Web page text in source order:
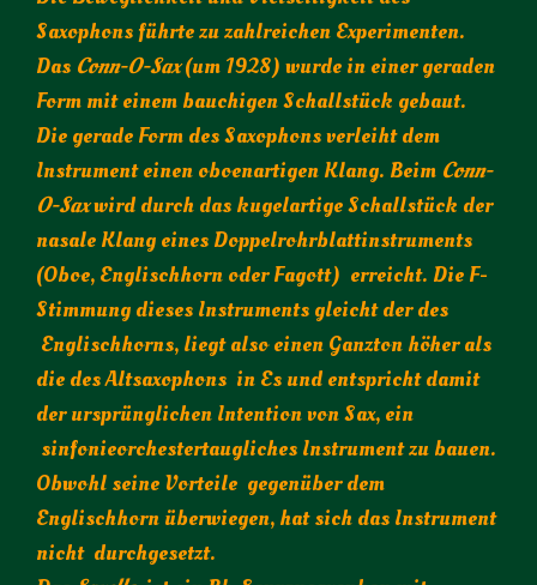
Saxophons führte zu zahlreichen Experimenten.
Das Conn-O-Sax(um 1928) wurde in einer geraden
Form mit einem bauchigen Schallstück gebaut.
Die gerade Form des Saxophons verleiht dem
Instrument einen oboenartigen Klang. Beim Conn-
O-Saxwird durch das kugelartige Schallstück der
nasale Klang eines Doppelrohrblattinstruments
(Oboe, Englischhorn oder Fagott) erreicht. Die F-
Stimmung dieses Instruments gleicht der des
Englischhorns, liegt also einen Ganzton höher als
die des Altsaxophons in Es und entspricht damit
der ursprünglichen Intention von Sax, ein
sinfonieorchestertaugliches Instrument zu bauen.
Obwohl seine Vorteile gegenüber dem
Englischhorn überwiegen, hat sich das Instrument
nicht durchgesetzt.